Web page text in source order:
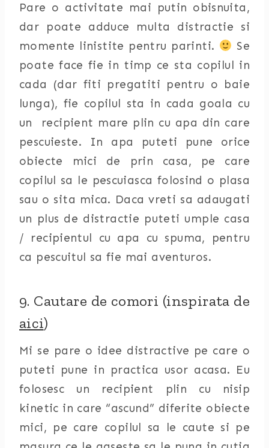
Pare o activitate mai putin obisnuita,
dar poate adduce multa distractie si
momente linistite pentru parinti.
Se
poate face fie in timp ce sta copilul in
cada (dar fiti pregatiti pentru o baie
lunga), fie copilul sta in cada goala cu
un recipient mare plin cu apa din care
pescuieste. In apa puteti pune orice
obiecte mici de prin casa, pe care
copilul sa le pescuiasca folosind o plasa
sau o sita mica. Daca vreti sa adaugati
un plus de distractie puteti umple casa
/ recipientul cu apa cu spuma, pentru
ca pescuitul sa fie mai aventuros.
9. Cautare de comori (inspirata de
aici)
Mi se pare o idee distractive pe care o
puteti pune in practica usor acasa. Eu
folosesc un recipient plin cu nisip
kinetic in care “ascund” diferite obiecte
mici, pe care copilul sa le caute si pe